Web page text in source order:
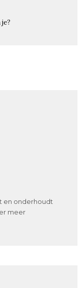
en onderhoudt
meer